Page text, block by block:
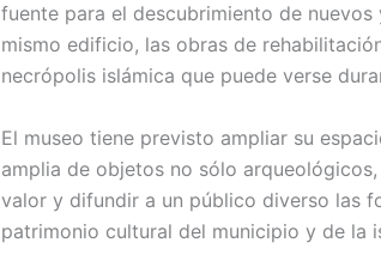
fuente para el descubrimiento de
mismo edificio, las obras de
necrópolis islámica que puede verse
El museo tiene previsto ampliar su
amplia de objetos no sólo
valor y difundir a un público diverso las
patrimonio cultural del municipio y de la